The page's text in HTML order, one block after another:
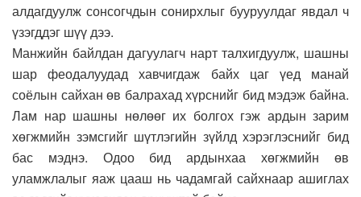
алдагдуулж сонсогчдын сонирхлыг бууруулдаг явдал ч
үзэгддэг шүү дээ.
Манжийн байлдан дагуулагч нарт талхигдуулж, шашны
шар феодалуудад хавчигдаж байх цаг үед манай
соёлын сайхан өв балрахад хүрснийг бид мэдэж байна.
Лам нар шашны нөлөөг их болгох гэж ардын зарим
хөгжмийн зэмсгийг шүтлэгийн зүйлд хэрэглэснийг бид
бас мэднэ. Одоо бид ардынхаа хөгжмийн өв
уламжлалыг яаж цааш нь чадамгай сайхнаар ашиглах